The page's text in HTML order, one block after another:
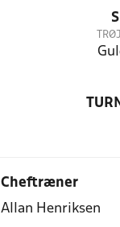
Cheftræner
Allan Henriksen